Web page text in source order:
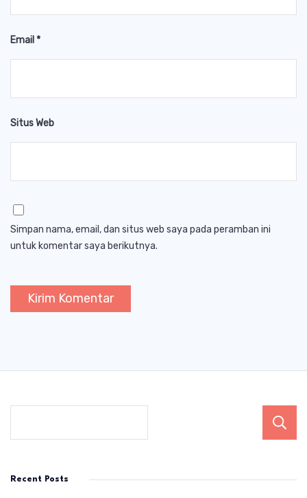
Email *
Situs Web
Simpan nama, email, dan situs web saya pada peramban ini
untuk komentar saya berikutnya.
Recent Posts